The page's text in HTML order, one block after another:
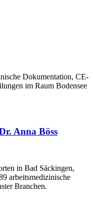
Dokumentation, CE-
im Raum Bodensee
Anna Böss
in Bad Säckingen,
arbeitsmedizinische
Branchen.